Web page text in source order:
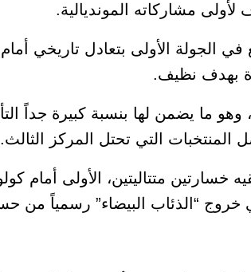
مشاركاته المونديالية.
بهدف نظيف.
التي تحتل المركز الثالث.